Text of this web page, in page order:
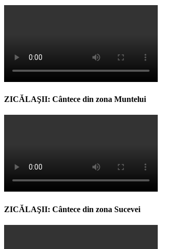
ZICĂLAŞII: Cântece din zona Muntelui
ZICĂLAŞII: Cântece din zona Sucevei